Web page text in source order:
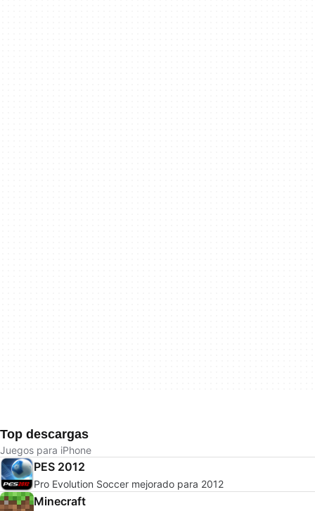
Top descargas
Juegos para iPhone
PES 2012
Pro Evolution Soccer mejorado para 2012
Minecraft